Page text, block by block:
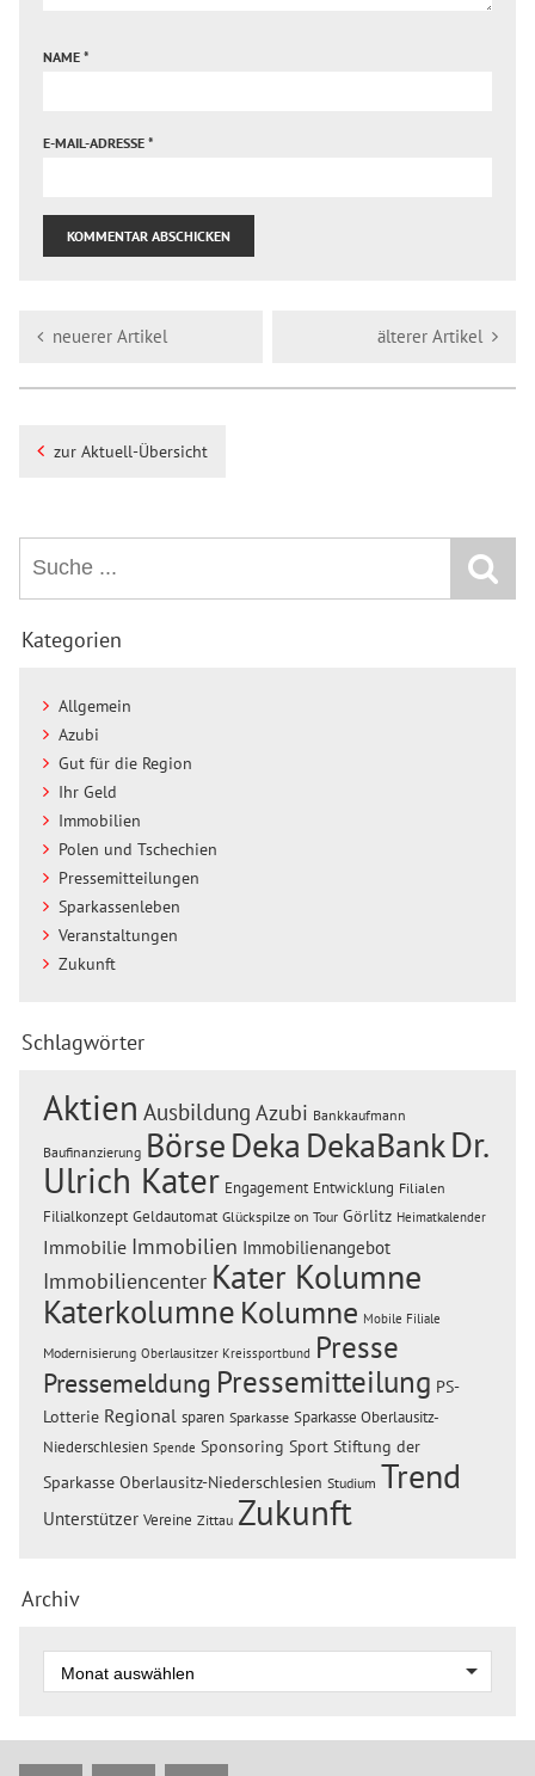
NAME *
E-MAIL-ADRESSE *
neuerer Artikel älterer Artikel
zur Aktuell-Übersicht
Kategorien
Allgemein
Azubi
Gut für die Region
Ihr Geld
Immobilien
Polen und Tschechien
Pressemitteilungen
Sparkassenleben
Veranstaltungen
Zukunft
Schlagwörter
Aktien Ausbildung Azubi Bankkaufmann
Baufinanzierung BörseDeka DekaBankDr.
Ulrich Kater Engagement Entwicklung Filialen
Filialkonzept Geldautomat Glückspilze on Tour Görlitz Heimatkalender
Immobilie Immobilien Immobilienangebot
Immobiliencenter Kater Kolumne
Katerkolumne Kolumne Mobile Filiale
Modernisierung Oberlausitzer Kreissportbund Presse
Pressemeldung Pressemitteilung PS-
Lotterie Regional sparen Sparkasse Sparkasse Oberlausitz-
Niederschlesien Spende Sponsoring Sport Stiftung der
Sparkasse Oberlausitz-Niederschlesien Studium Trend
Unterstützer Vereine Zittau Zukunft
Archiv